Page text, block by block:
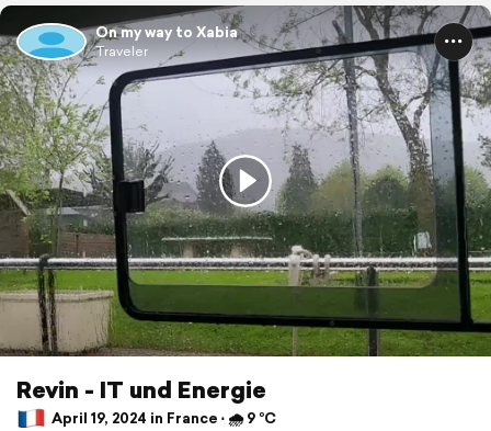
On my way to Xabia
Traveler
Revin - IT und Energie
April 19, 2024 in France ⋅ 🌧 9 °C